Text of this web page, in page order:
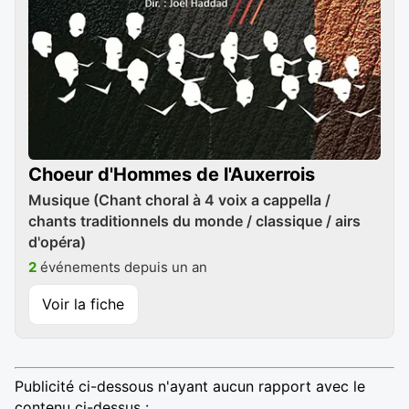
Choeur d'Hommes de l'Auxerrois
Musique (Chant choral à 4 voix a cappella /
chants traditionnels du monde / classique / airs
d'opéra)
2 événements depuis un an
Voir la fiche
Publicité ci-dessous n'ayant aucun rapport avec le